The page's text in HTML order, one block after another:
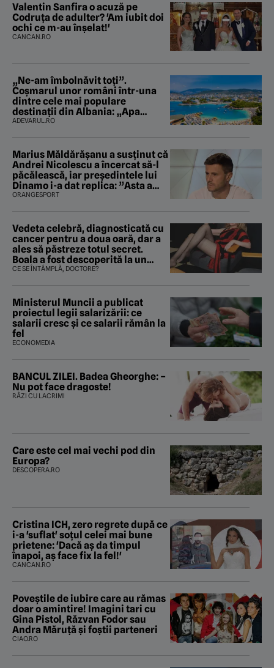
Valentin Sanfira o acuză pe
Codruța de adulter? 'Am iubit doi
ochi ce m-au înșelat!'
CANCAN.RO
„Ne-am îmbolnăvit toți”.
Coșmarul unor români într-una
dintre cele mai populare
destinații din Albania: „Apa
mirosea a canalizare”
ADEVARUL.RO
Marius Măldărăşanu a susţinut că
Andrei Nicolescu a încercat să-l
păcălească, iar preşedintele lui
Dinamo i-a dat replica: ”Asta a
fost istoria”
ORANGESPORT
Vedeta celebră, diagnosticată cu
cancer pentru a doua oară, dar a
ales să păstreze totul secret.
Boala a fost descoperită la un
control de rutină
CE SE ÎNTÂMPLĂ, DOCTORE?
Ministerul Muncii a publicat
proiectul legii salarizării: ce
salarii cresc și ce salarii rămân la
fel
ECONOMEDIA
BANCUL ZILEI. Badea Gheorghe: –
Nu pot face dragoste!
RÂZI CU LACRIMI
Care este cel mai vechi pod din
Europa?
DESCOPERA.RO
Cristina ICH, zero regrete după ce
i-a 'suflat' soțul celei mai bune
prietene: 'Dacă aș da timpul
înapoi, aș face fix la fel!'
CANCAN.RO
Poveştile de iubire care au rămas
doar o amintire! Imagini tari cu
Gina Pistol, Răzvan Fodor sau
Andra Măruţă şi foştii parteneri
CIAO.RO